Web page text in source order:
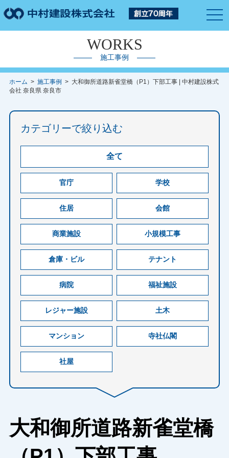
WORKS
施工事例
ホーム > 施工事例 > 大和御所道路新雀堂橋（P1）下部工事 | 中村建設株式
会社 奈良県 奈良市
カテゴリーで絞り込む
全て
官庁 学校
住居 会館
商業施設 小規模工事
倉庫・ビル テナント
病院 福祉施設
レジャー施設 土木
マンション 寺社仏閣
社屋
大和御所道路新雀堂橋